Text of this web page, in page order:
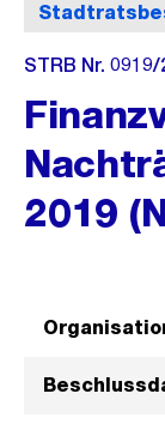
STRB Nr. 0919/
2019